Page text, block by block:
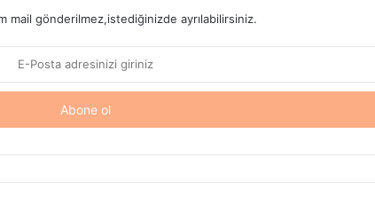
mail gönderilmez,istediğinizde ayrılabilirsiniz.